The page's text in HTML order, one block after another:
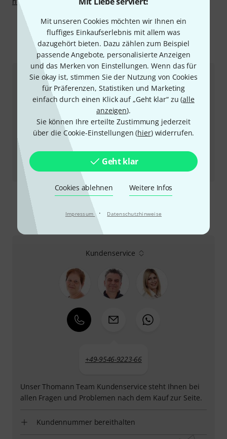
Mit unseren Cookies möchten wir Ihnen ein
fluffiges Einkaufserlebnis mit allem was
dazugehört bieten. Dazu zählen zum Beispiel
passende Angebote, personalisierte Anzeigen
und das Merken von Einstellungen. Wenn das für
Sie okay ist, stimmen Sie der Nutzung von Cookies
für Präferenzen, Statistiken und Marketing
einfach durch einen Klick auf „Geht klar“ zu (alle
anzeigen).
Sie können Ihre erteilte Zustimmung jederzeit
über die Cookie-Einstellungen (hier) widerrufen.
Geht klar
Cookies ablehnen Weitere Infos
Impressum · Datenschutzhinweise
Mehr zu Suzuki
Testbericht
Omnichord OM-108
So erreichen Sie uns
Kundenservice
+49-9546-9223-66
Unser Thomann Team Kundenservice steht Ihnen bei
allen Fragen und Problemen nach dem Kauf zur Seite.
Kundennummer bereithalten